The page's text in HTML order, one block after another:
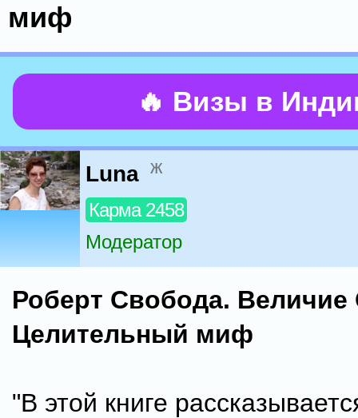
миф
🔥 Визы в
Luna ж
Карма 2458
Модератор
Роберт Свобода. Величие
Целительный миф
"В этой книге